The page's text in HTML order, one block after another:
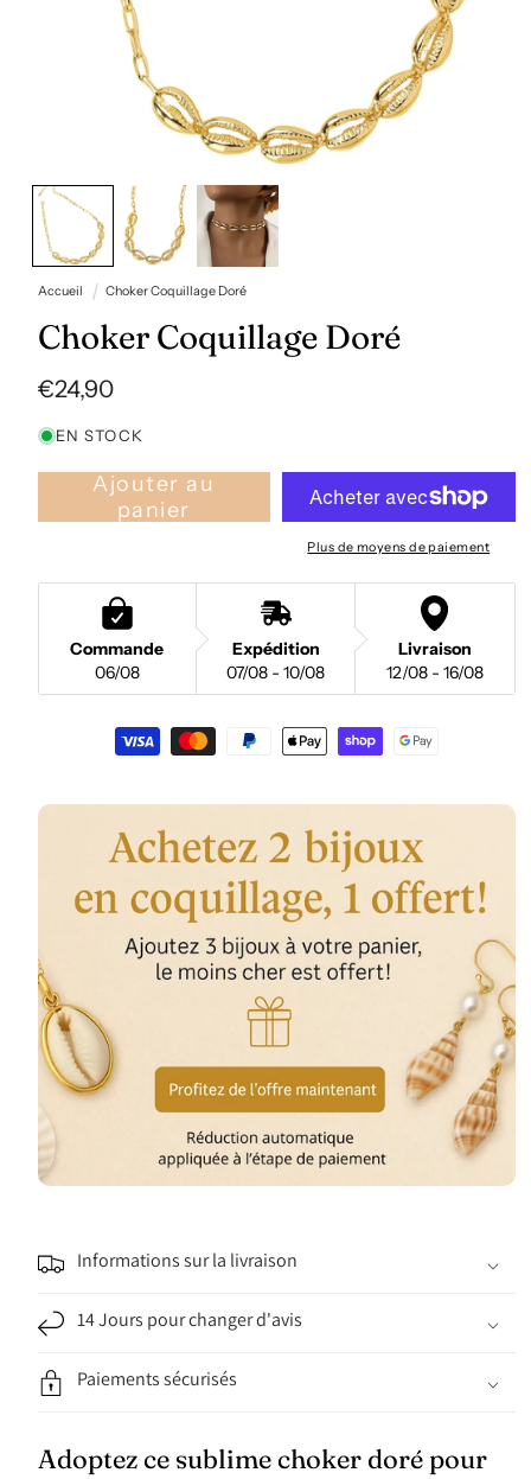
le
média
1
dans
une
fenêtre
modale
Accueil Choker Coquillage Doré
Choker Coquillage Doré
Prix
€24,90
EN STOCK
Ajouter au
panier
Plus de moyens de paiement
Commande
06/08
Expédition
07/08 - 10/08
Livraison
12/08 - 16/08
Informations sur la livraison
14 Jours pour changer d'avis
Paiements sécurisés
Adoptez ce sublime choker doré pour